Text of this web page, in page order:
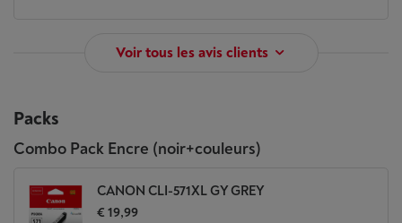
Voir tous les avis clients
Packs
Combo Pack Encre (noir+couleurs)
CANON CLI-571XL GY GREY
€ 19,99